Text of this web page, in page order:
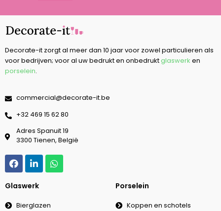
Decorate-it zorgt al meer dan 10 jaar voor zowel particulieren als
voor bedrijven; voor al uw bedrukt en onbedruktglaswerk en
porselein.
commercial@decorate-it.be
‭+32 469 15 62 80‬
Adres Spanuit 19
3300 Tienen, België
Glaswerk
Bierglazen
Porselein
Koppen en schotels